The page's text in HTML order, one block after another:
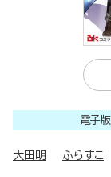
電子版
大田明 ふらすこ